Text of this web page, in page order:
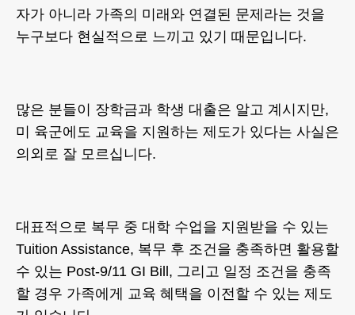
자가 아니라 가족의 미래와 연결된 문제라는 것을
누구보다 현실적으로 느끼고 있기 때문입니다.
많은 분들이 장학금과 학생 대출은 알고 계시지만,
미 육군에도 교육을 지원하는 제도가 있다는 사실은
의외로 잘 모르십니다.
대표적으로 복무 중 대학 수업을 지원받을 수 있는
Tuition Assistance, 복무 후 조건을 충족하면 활용할
수 있는 Post-9/11 GI Bill, 그리고 일정 조건을 충족
할 경우 가족에게 교육 혜택을 이전할 수 있는 제도